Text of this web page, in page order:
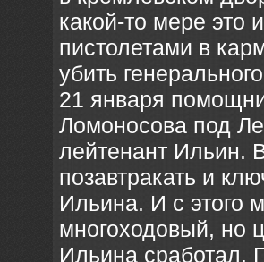
какой-то мере это
пистолетами в
убить
21 января
Ломоносова под
лейтенант Ильин.
позавтракать и
Ильина. И с этого
многоходовый, но
Ильина сработал.